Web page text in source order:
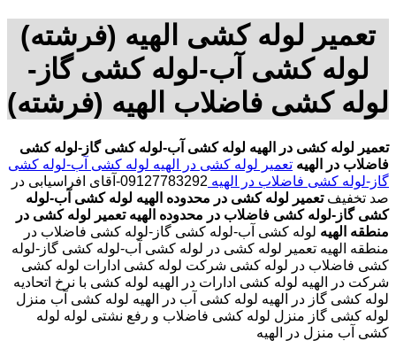
تعمیر لوله کشی الهیه (فرشته)
لوله کشی آب-لوله کشی گاز-
لوله کشی فاضلاب الهیه (فرشته)
تعمیر لوله کشی در الهیه لوله کشی آب-لوله کشی گاز-لوله کشی
فاضلاب در الهیه تعمیر لوله کشی در الهیه لوله کشی آب-لوله کشی
گاز-لوله کشی فاضلاب در الهیه
09127783292-آقای افراسیابی در
صد تخفیفتعمیر لوله کشی در محدوده الهیه لوله کشی آب-لوله
کشی گاز-لوله کشی فاضلاب در محدوده الهیهتعمیر لوله کشی در
منطقه الهیه لوله کشی آب-لوله کشی گاز-لوله کشی فاضلاب در
منطقه الهیه تعمیر لوله کشی در لوله کشی آب-لوله کشی گاز-لوله
کشی فاضلاب در لوله کشی شرکت لوله کشی ادارات لوله کشی
شرکت در الهیه لوله کشی ادارات در الهیه لوله کشی با نرخ اتحادیه
لوله کشی گاز در الهیه لوله کشی آب در الهیه لوله کشی آب منزل
لوله کشی گاز منزل لوله کشی فاضلاب و رفع نشتی لوله لوله
کشی آب منزل در الهیه